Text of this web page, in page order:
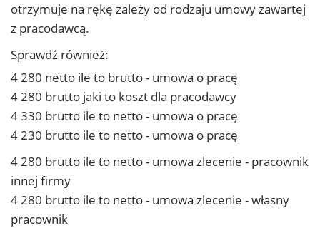
otrzymuje na rękę zależy od rodzaju umowy zawartej
z pracodawcą.
Sprawdź również:
4 280 netto ile to brutto - umowa o pracę
4 280 brutto jaki to koszt dla pracodawcy
4 330 brutto ile to netto - umowa o pracę
4 230 brutto ile to netto - umowa o pracę
4 280 brutto ile to netto - umowa zlecenie - pracownik
innej firmy
4 280 brutto ile to netto - umowa zlecenie - własny
pracownik